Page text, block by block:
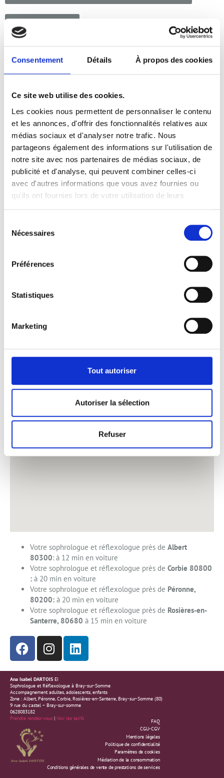
Consentement Détails À propos des cookies
Ce site web utilise des cookies.
Les cookies nous permettent de personnaliser le contenu
et les annonces, d'offrir des fonctionnalités relatives aux
médias sociaux et d'analyser notre trafic. Nous
partageons également des informations sur l'utilisation de
notre site avec nos partenaires de médias sociaux, de
publicité et d'analyse, qui peuvent combiner celles-ci
avec d'autres informations que vous avez fournies ou
qu'ils ont fournies lors de votre utilisation de leurs
Nécessaires
Préférences
Statistiques
Marketing
Tout autoriser
Autoriser la sélection
Refuser
Vous pouvez également consulter les questions les plus fréquentes
sur laFAQ.
Vous avez besoin de plus d’informations, ou vous souhaitez prendre
CONTACT
Ana Isabel Dartois
📞06 28 08 31 82
📩reflexologiedartois@gmail.com
HORAIRES
Lundi au vendredi 9h-18h
COORDONNÉES
9, rue du castel
VOTRE SOPHROLOGUE ET
RÉFLEXOLOGUE À PROXIMITÉ
DE: ALBERT, PÉRONNE,
CORBIE, ROSIÈRES-EN-
SANTERRE
Votre sophrologue et réflexologue près de Albert
80300: à 12 min en voiture
Votre sophrologue et réflexologue près de Corbie 80800
: à 20 min en voiture
Votre sophrologue et réflexologue près de Péronne,
80200: à 20 min en voiture
Votre sophrologue et réflexologue près de Rosières-en-
Santerre, 80680 à 15 min en voiture
Ana Isabel DARTOIS EI
Sophrologue et Réflexologue à Bray-sur-Somme
Accompagnement adultes, adolescents, enfants
Zone : Albert, Péronne, Corbie, Rosières-en-Santerre, Bray-sur-Somme (80)
9 rue du castel – Bray-sur-somme
0628083182
Prendre rendez-vous | Voir les tarifs
FAQ
CGU-CGV
Mentions légales
Politique de confidentialité
Paramètres de cookies
Médiation de la consommation
Conditions générales de vente de prestations de services